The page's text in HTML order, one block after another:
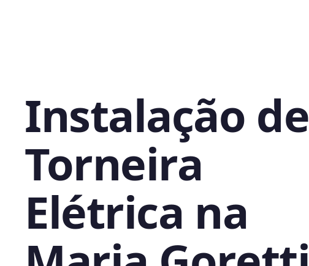
Instalação de
Torneira
Elétrica na